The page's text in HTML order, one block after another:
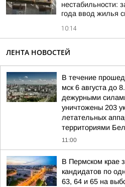
нестабильности:
года ввод жилья
10:14
ЛЕНТА НОВОСТЕЙ
В течение
мск 6 августа до
дежурными
уничтожены 203
летательных
территориями
11:00
В Пермском крае
кандидатов по
63, 64 и 65 на